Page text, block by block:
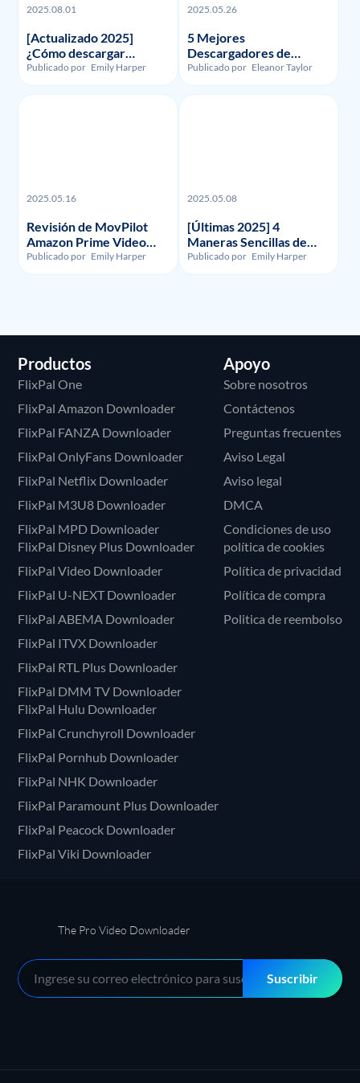
2025.08.01
[Actualizado 2025]
¿Cómo descargar
grabaciones y vídeos de
FuboTV?
Publicado por Emily Harper
2025.05.26
5 Mejores
Descargadores de
Funimation en 2023:
Reseñados y
Comparados
Publicado por Eleanor Taylor
2025.05.16
Revisión de MovPilot
Amazon Prime Video
Downloader - Ilegalidad,
Uso y Precio
Publicado por Emily Harper
2025.05.08
[Últimas 2025] 4
Maneras Sencillas de
Grabar la Pantalla en
HBO Max
Publicado por Emily Harper
Productos
FlixPal One
FlixPal Amazon Downloader
FlixPal FANZA Downloader
FlixPal OnlyFans Downloader
FlixPal Netflix Downloader
FlixPal M3U8 Downloader
FlixPal MPD Downloader
FlixPal Disney Plus Downloader
FlixPal Video Downloader
FlixPal U-NEXT Downloader
FlixPal ABEMA Downloader
FlixPal ITVX Downloader
FlixPal RTL Plus Downloader
FlixPal DMM TV Downloader
FlixPal Hulu Downloader
FlixPal Crunchyroll Downloader
FlixPal Pornhub Downloader
FlixPal NHK Downloader
FlixPal Paramount Plus Downloader
FlixPal Peacock Downloader
FlixPal Viki Downloader
Apoyo
Sobre nosotros
Contáctenos
Preguntas frecuentes
Aviso Legal
Aviso legal
DMCA
Condiciones de uso
política de cookies
Política de privacidad
Política de compra
Politica de reembolso
The Pro Video Downloader
Suscribir